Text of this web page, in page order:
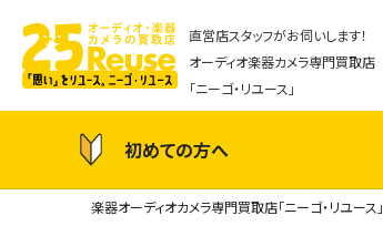
直営店スタッフがお伺いします！
オーディオ楽器カメラ専門買取店
「ニーゴ・リユース」
初めての方へ
楽器オーディオカメラ専門買取店「ニーゴ・リユース」